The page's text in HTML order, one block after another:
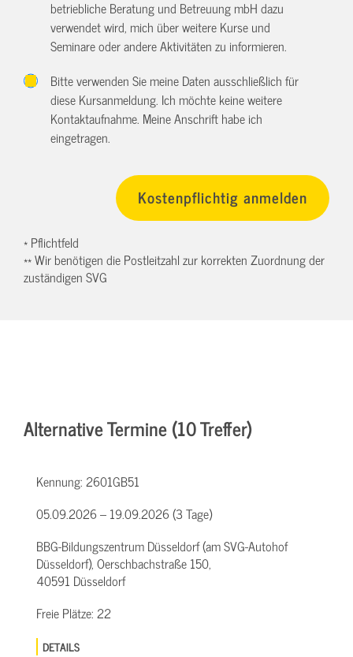
betriebliche Beratung und Betreuung mbH dazu
verwendet wird, mich über weitere Kurse und
Seminare oder andere Aktivitäten zu informieren.
Bitte verwenden Sie meine Daten ausschließlich für
diese Kursanmeldung. Ich möchte keine weitere
Kontaktaufnahme. Meine Anschrift habe ich
eingetragen.
* Pflichtfeld
** Wir benötigen die Postleitzahl zur korrekten Zuordnung der
zuständigen SVG
Alternative Termine (10 Treffer)
Kennung:2601GB51
05.09.2026 – 19.09.2026 (3 Tage)
BBG-Bildungszentrum Düsseldorf (am SVG-Autohof
Düsseldorf), Oerschbachstraße 150,
40591 Düsseldorf
Freie Plätze:22
DETAILS